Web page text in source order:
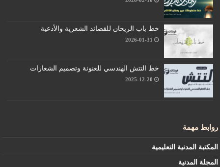
خط باب الريحان للقصائد الشعرية والأدعية
2026-01-31
خط التتش الهندسي للعنونة وتصميم الشعارات
2025-12-20
روابط مهمة
المكتبة المدنية التعليمية
المجلة المدنية